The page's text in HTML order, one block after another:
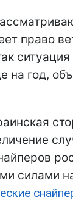
право
на год,
силами